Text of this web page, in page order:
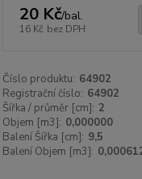
20 Kč/bal.
16 Kč bez DPH
Číslo produktu: 64902
Registrační číslo: 64902
Šířka / průměr [cm]: 2
Objem [m3]: 0,000000
Balení Šířka [cm]: 9,5
Balení Objem [m3]: